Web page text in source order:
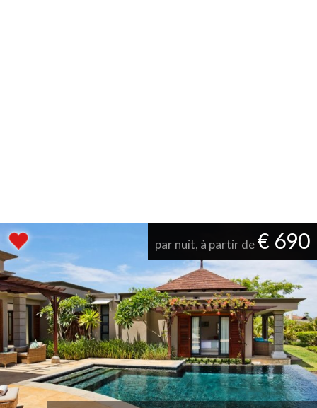
par nuit, à partir de€ 690